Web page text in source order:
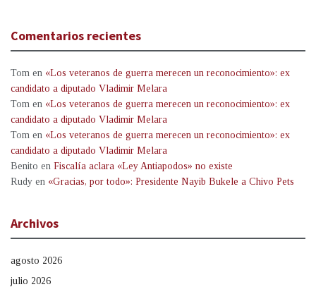
Comentarios recientes
Tom en «Los veteranos de guerra merecen un reconocimiento»: ex
candidato a diputado Vladimir Melara
Tom en «Los veteranos de guerra merecen un reconocimiento»: ex
candidato a diputado Vladimir Melara
Tom en «Los veteranos de guerra merecen un reconocimiento»: ex
candidato a diputado Vladimir Melara
Benito en Fiscalía aclara «Ley Antiapodos» no existe
Rudy en «Gracias, por todo»: Presidente Nayib Bukele a Chivo Pets
Archivos
agosto 2026
julio 2026